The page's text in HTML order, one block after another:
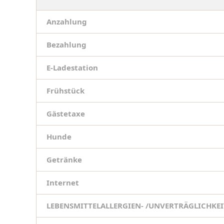
Anzahlung
Bezahlung
E-Ladestation
Frühstück
Gästetaxe
Hunde
Getränke
Internet
LEBENSMITTELALLERGIEN- /